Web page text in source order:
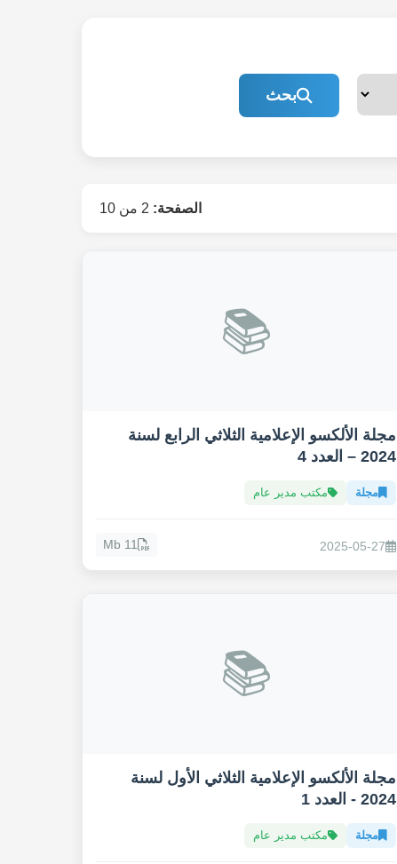
بحث
الصفحة:
📚
مجلة الألكسو الإعلامية الثلاثي الرابع لسنة
2024 – العدد 4
مجلة مكتب مدير عام
2025-05-27
11 Mb
📚
مجلة الألكسو الإعلامية الثلاثي الأول لسنة
2024 - العدد 1
مجلة مكتب مدير عام